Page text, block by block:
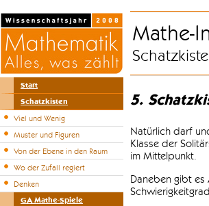
Start
Schatzkisten
Viel und Wenig
Muster und Figuren
Von der Ebene in den Raum
Wo der Zufall regiert
Denken
GA Mathe-Spiele
Mathe-
5.
Natürlich darf
Klasse der
im Mittelpunkt.
Daneben gibt es